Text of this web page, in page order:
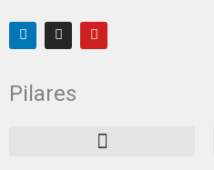
L
i
n
e
d
I
n
s
g
Y
o
u
Pilares